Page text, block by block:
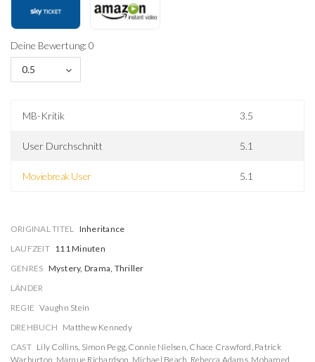
Deine Bewertung: 0
0.5
MB-Kritik 3.5
User Durchschnitt 5.1
Moviebreak User 5.1
ORIGINAL TITEL Inheritance
LAUFZEIT 111 Minuten
GENRES Mystery, Drama, Thriller
LÄNDER
REGIE Vaughn Stein
DREHBUCH Matthew Kennedy
CAST Lily Collins, Simon Pegg, Connie Nielsen, Chace Crawford, Patrick
Warburton, Marque Richardson, Michael Beach, Rebecca Adams, Mohamed